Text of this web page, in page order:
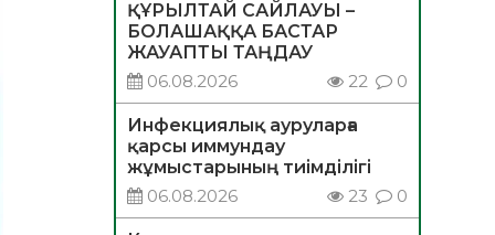
ҚҰРЫЛТАЙ САЙЛАУЫ –
БОЛАШАҚҚА БАСТАР
ЖАУАПТЫ ТАҢДАУ
06.08.2026
22 0
Инфекциялық ауруларға
қарсы иммундау
жұмыстарының тиімділігі
06.08.2026
23 0